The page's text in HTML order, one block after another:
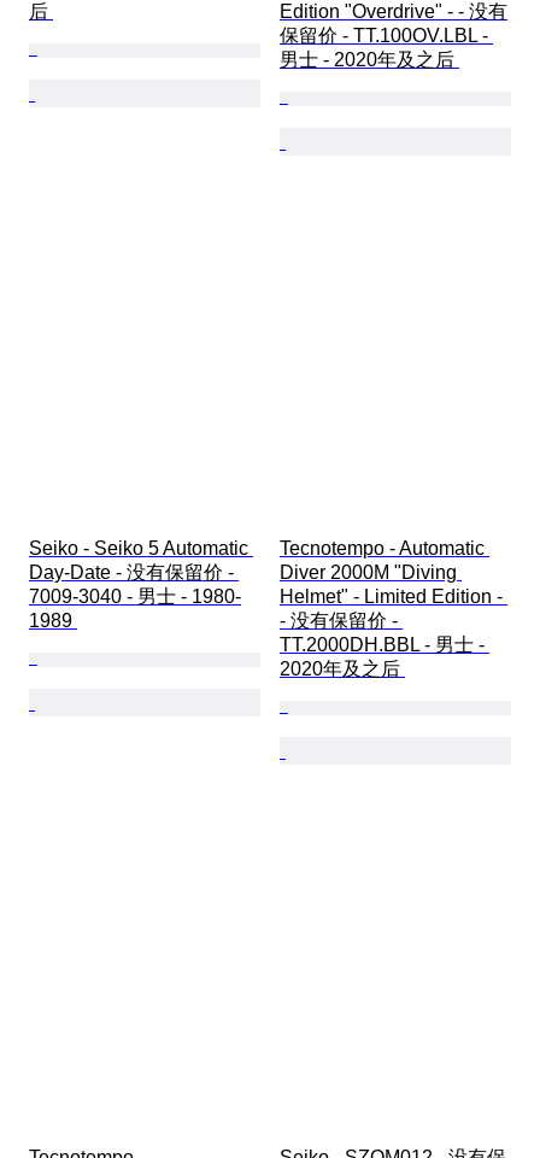
后
Edition "Overdrive" - - 没有
保留价 - TT.100OV.LBL -
男士 - 2020年及之后
Seiko - Seiko 5 Automatic
Day-Date - 没有保留价 -
7009-3040 - 男士 - 1980-
1989
Tecnotempo - Automatic
Diver 2000M "Diving
Helmet" - Limited Edition -
- 没有保留价 -
TT.2000DH.BBL - 男士 -
2020年及之后